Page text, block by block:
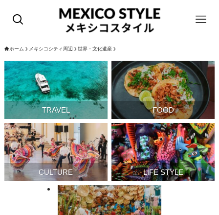
ホーム メキシコシティ周辺 世界・文化遺産
TRAVEL FOOD
CULTURE LIFE STYLE